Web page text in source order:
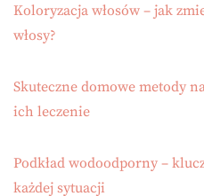
Koloryzacja włosów – jak
włosy?
Skuteczne domowe metody
ich leczenie
Podkład wodoodporny –
każdej sytuacji